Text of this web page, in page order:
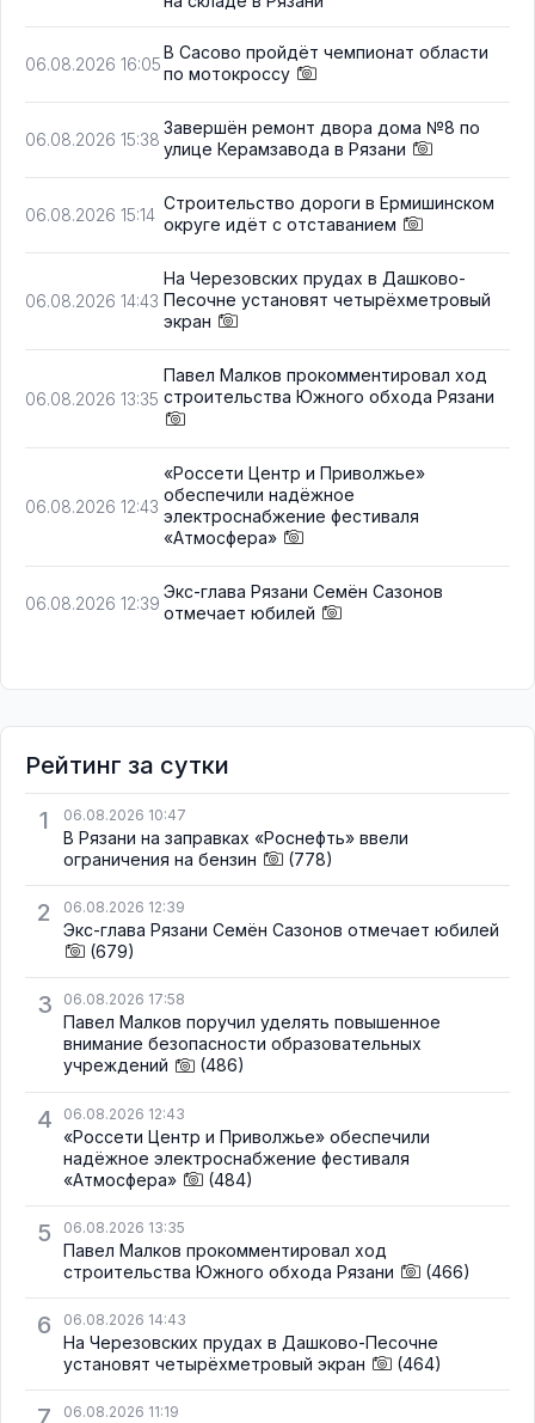
06.08.2026 16:05
В Сасово пройдёт чемпионат области
по мотокроссу
06.08.2026 15:38
Завершён ремонт двора дома №8 по
улице Керамзавода в Рязани
06.08.2026 15:14
Строительство дороги в Ермишинском
округе идёт с отставанием
06.08.2026 14:43
На Черезовских прудах в Дашково-
Песочне установят четырёхметровый
экран
06.08.2026 13:35
Павел Малков прокомментировал ход
строительства Южного обхода Рязани
06.08.2026 12:43
«Россети Центр и Приволжье»
обеспечили надёжное
электроснабжение фестиваля
«Атмосфера»
06.08.2026 12:39
Экс-глава Рязани Семён Сазонов
отмечает юбилей
Рейтинг за сутки
1
06.08.2026 10:47
В Рязани на заправках «Роснефть» ввели
ограничения на бензин
(778)
2 06.08.2026 12:39
Экс-глава Рязани Семён Сазонов отмечает юбилей
(679)
3 06.08.2026 17:58
Павел Малков поручил уделять повышенное
внимание безопасности образовательных
учреждений
(486)
4 06.08.2026 12:43
«Россети Центр и Приволжье» обеспечили
надёжное электроснабжение фестиваля
«Атмосфера»
(484)
5 06.08.2026 13:35
Павел Малков прокомментировал ход
строительства Южного обхода Рязани
(466)
6 06.08.2026 14:43
На Черезовских прудах в Дашково-Песочне
установят четырёхметровый экран
(464)
7 06.08.2026 11:19